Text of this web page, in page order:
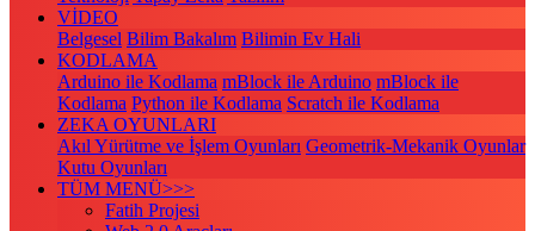
VİDEO
Belgesel Bilim Bakalım Bilimin Ev Hali
KODLAMA
Arduino ile Kodlama mBlock ile Arduino mBlock ile
Kodlama Python ile Kodlama Scratch ile Kodlama
ZEKA OYUNLARI
Akıl Yürütme ve İşlem Oyunları Geometrik-Mekanik Oyunlar
Kutu Oyunları
TÜM MENÜ>>>
Fatih Projesi